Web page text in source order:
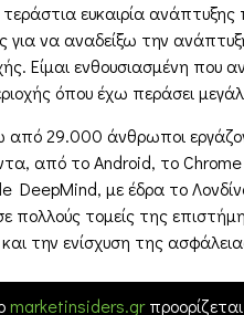
ευκαιρία
για να αναδείξω την
Είμαι ενθουσιασμένη που
όπου έχω περάσει
από 29.000 άνθρωποι
από το Android, το Chrome
DeepMind, με έδρα το
πολλούς τομείς της
την ενίσχυση της
marketinsiders.gr